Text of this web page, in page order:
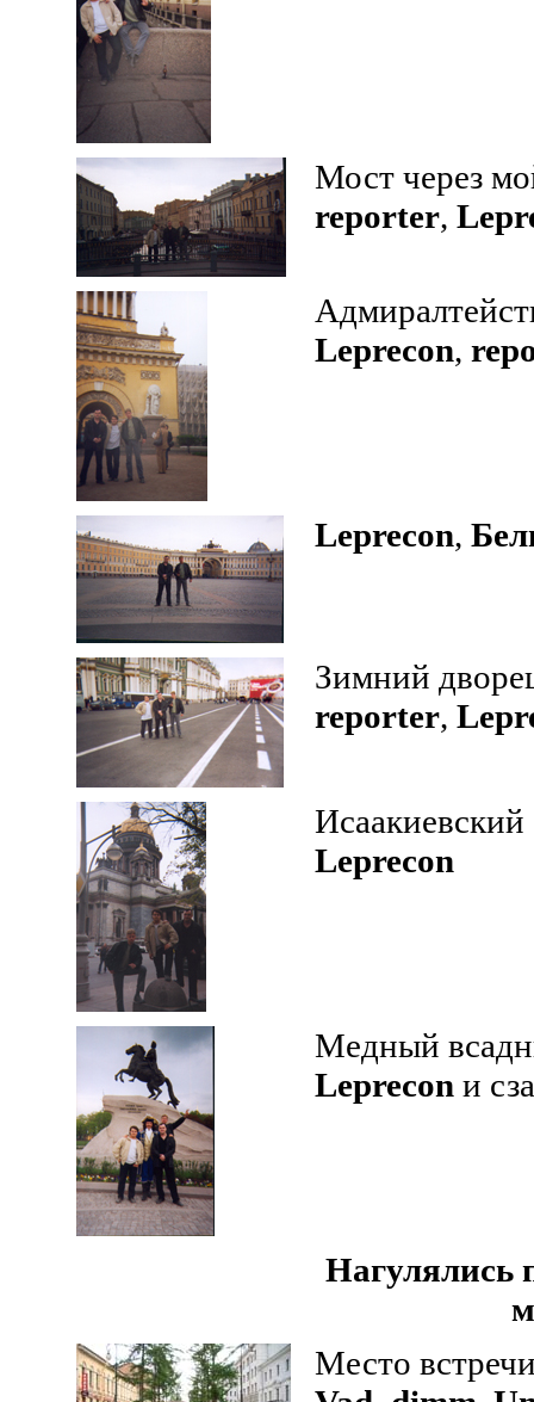
Мост через
reporter,
Leprecon,
Leprecon,
Зимний
reporter,
Leprecon
Медный
Leprecon и
Нагулялись
Место